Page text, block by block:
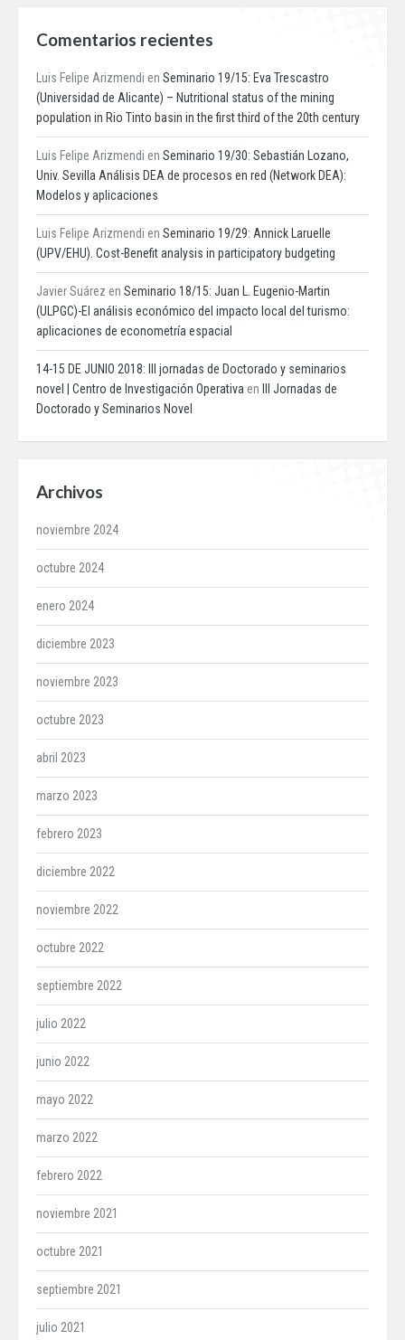
Comentarios recientes
Luis Felipe Arizmendi en Seminario 19/15: Eva Trescastro
(Universidad de Alicante) – Nutritional status of the mining
population in Rio Tinto basin in the first third of the 20th century
Luis Felipe Arizmendi en Seminario 19/30: Sebastián Lozano,
Univ. Sevilla Análisis DEA de procesos en red (Network DEA):
Modelos y aplicaciones
Luis Felipe Arizmendi en Seminario 19/29: Annick Laruelle
(UPV/EHU). Cost-Benefit analysis in participatory budgeting
Javier Suárez en Seminario 18/15: Juan L. Eugenio-Martin
(ULPGC)-El análisis económico del impacto local del turismo:
aplicaciones de econometría espacial
14-15 DE JUNIO 2018: III jornadas de Doctorado y seminarios
novel | Centro de Investigación Operativa en
III Jornadas de
Doctorado y Seminarios Novel
Archivos
noviembre 2024
octubre 2024
enero 2024
diciembre 2023
noviembre 2023
octubre 2023
abril 2023
marzo 2023
febrero 2023
diciembre 2022
noviembre 2022
octubre 2022
septiembre 2022
julio 2022
junio 2022
mayo 2022
marzo 2022
febrero 2022
noviembre 2021
octubre 2021
septiembre 2021
julio 2021